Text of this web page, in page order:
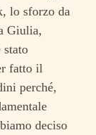
lo sforzo da
Giulia,
stato
fatto il
perché,
deciso